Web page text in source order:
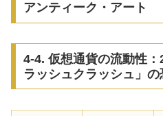
アンティーク・アート
4-4. 仮想通貨の流動性
ラッシュクラッシュ」の